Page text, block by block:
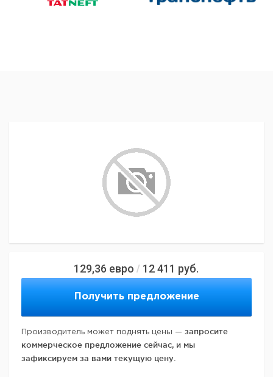
129,36 евро / 12 411 руб.
Получить предложение
Производитель может поднять цены — запросите
коммерческое предложение сейчас, и мы
зафиксируем за вами текущую цену.